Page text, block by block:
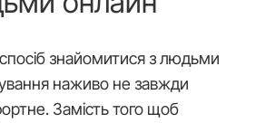
знайомитися з людьми
наживо не завжди
Замість того щоб